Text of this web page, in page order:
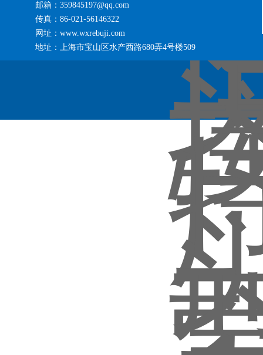
邮箱：359845197@qq.com
传真：86-021-56146322
网址：www.wxrebuji.com
地址：上海市宝山区水产西路680弄4号楼509